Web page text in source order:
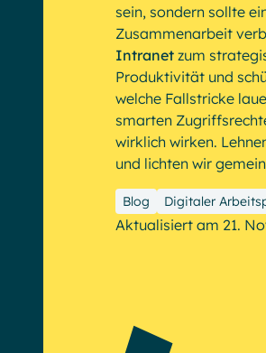
English Français Deutsch
sein, sondern sollte
Zusammenarbeit
Intranet zum
Produktivität und
welche Fallstricke
smarten
wirklich wirken.
und lichten wir
Blog Digitaler
Aktualisiert am 21.